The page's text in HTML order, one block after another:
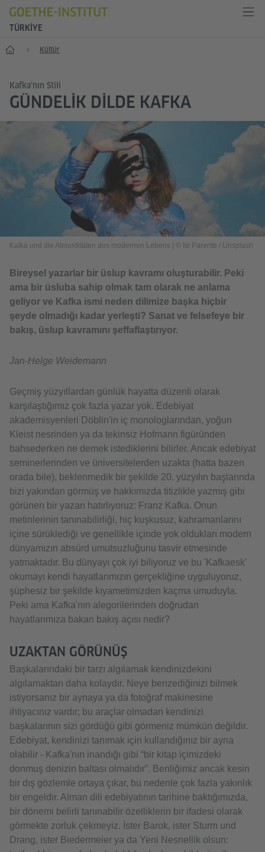
TÜRKIYE
Anasayfa Kültür
Kafka’nın Stili
GÜNDELIK DILDE KAFKA
Kafka und die Absurditäten des modernen Lebens © Isi Parente / Unsplash
Bireysel yazarlar bir üslup kavramı oluşturabilir. Peki
ama bir üsluba sahip olmak tam olarak ne anlama
geliyor ve Kafka ismi neden dilimize başka hiçbir
şeyde olmadığı kadar yerleşti? Sanat ve felsefeye bir
bakış, üslup kavramını şeffaflaştırıyor.
Jan-Helge Weidemann
Geçmiş yüzyıllardan günlük hayatta düzenli olarak
karşılaştığımız çok fazla yazar yok. Edebiyat
akademisyenleri Döblin'in iç monologlarından, yoğun
Kleist nesrinden ya da tekinsiz Hofmann figüründen
bahsederken ne demek istediklerini bilirler. Ancak edebiyat
seminerlerinden ve üniversitelerden uzakta (hatta bazen
orada bile), beklenmedik bir şekilde 20. yüzyılın başlarında
bizi yakından görmüş ve hakkımızda titizlikle yazmış gibi
görünen bir yazarı hatırlıyoruz: Franz Kafka. Onun
metinlerinin tanınabilirliği, hiç kuşkusuz, kahramanlarını
içine sürüklediği ve genellikle içinde yok oldukları modern
dünyamızın absürd umutsuzluğunu tasvir etmesinde
yatmaktadır. Bu dünyayı çok iyi biliyoruz ve bu 'Kafkaesk'
okumayı kendi hayatlarımızın gerçekliğine uyguluyoruz,
şüphesiz bir şekilde kıyametimizden kaçma umuduyla.
Peki ama Kafka'nın alegorilerinden doğrudan
hayatlarımıza bakan bakış açısı nedir?
UZAKTAN GÖRÜNÜŞ
Başkalarındaki bir tarzı algılamak kendinizdekini
algılamaktan daha kolaydır. Neye benzediğinizi bilmek
istiyorsanız bir aynaya ya da fotoğraf makinesine
ihtiyacınız vardır; bu araçlar olmadan kendinizi
başkalarının sizi gördüğü gibi görmeniz mümkün değildir.
Edebiyat, kendinizi tanımak için kullandığınız bir ayna
olabilir - Kafka'nın inandığı gibi “bir kitap içimizdeki
donmuş denizin baltası olmalıdır”. Benliğimiz ancak kesin
bir dış gözlemle ortaya çıkar, bu nedenle çok fazla yakınlık
bir engeldir. Alman dili edebiyatının tarihine baktığımızda,
bir dönemi belirli tanınabilir özelliklerin bir ifadesi olarak
görmekte zorluk çekmeyiz. İster Barok, ister Sturm und
Drang, ister Biedermeier ya da Yeni Nesnellik olsun: